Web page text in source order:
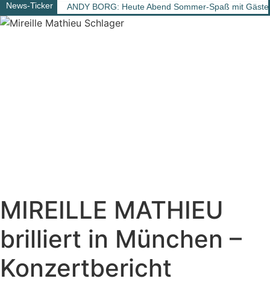
News-Ticker ANDY BORG: Heute Abend Sommer-Spaß mit
MIREILLE MATHIEU
brilliert in München –
Konzertbericht